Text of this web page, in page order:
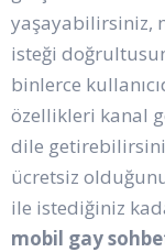
yaşayabilirsiniz,
isteği
binlerce
özellikleri kanal
dile
ücretsiz
ile istediğiniz
mobil gay